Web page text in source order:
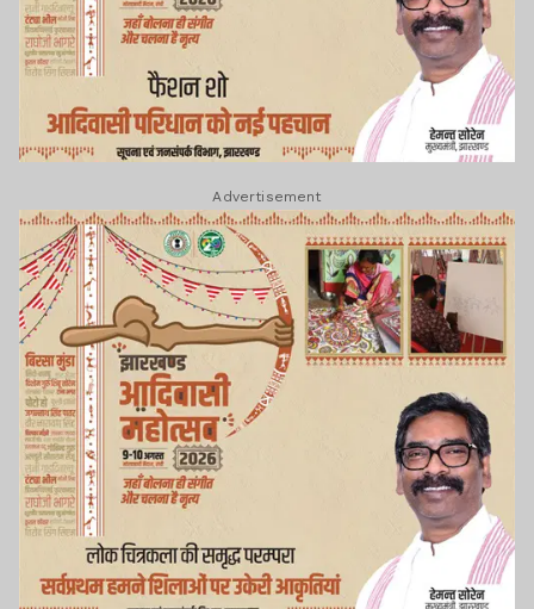
Advertisement